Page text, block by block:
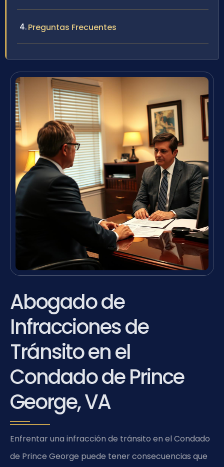
Preguntas Frecuentes
Abogado de
Infracciones de
Tránsito en el
Condado de Prince
George, VA
Enfrentar una infracción de tránsito en el Condado
de Prince George puede tener consecuencias que